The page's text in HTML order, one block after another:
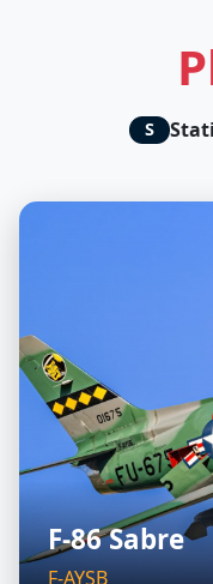
S
F-86 Sabre
F-AYSB